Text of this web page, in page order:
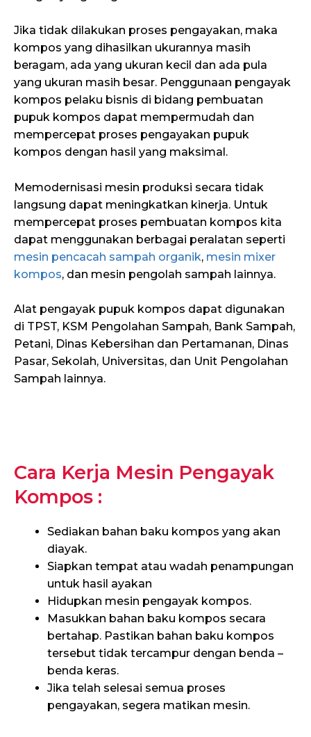
Jika tidak dilakukan proses pengayakan, maka
kompos yang dihasilkan ukurannya masih
beragam, ada yang ukuran kecil dan ada pula
yang ukuran masih besar. Penggunaan pengayak
kompos pelaku bisnis di bidang pembuatan
pupuk kompos dapat mempermudah dan
mempercepat proses pengayakan pupuk
kompos dengan hasil yang maksimal.
Memodernisasi mesin produksi secara tidak
langsung dapat meningkatkan kinerja. Untuk
mempercepat proses pembuatan kompos kita
dapat menggunakan berbagai peralatan seperti
mesin pencacah sampah organik, mesin mixer
kompos, dan mesin pengolah sampah lainnya.
Alat pengayak pupuk kompos dapat digunakan
di TPST, KSM Pengolahan Sampah, Bank Sampah,
Petani, Dinas Kebersihan dan Pertamanan, Dinas
Pasar, Sekolah, Universitas, dan Unit Pengolahan
Sampah lainnya.
Cara Kerja Mesin Pengayak
Kompos :
Sediakan bahan baku kompos yang akan
diayak.
Siapkan tempat atau wadah penampungan
untuk hasil ayakan
Hidupkan mesin pengayak kompos.
Masukkan bahan baku kompos secara
bertahap. Pastikan bahan baku kompos
tersebut tidak tercampur dengan benda –
benda keras.
Jika telah selesai semua proses
pengayakan, segera matikan mesin.